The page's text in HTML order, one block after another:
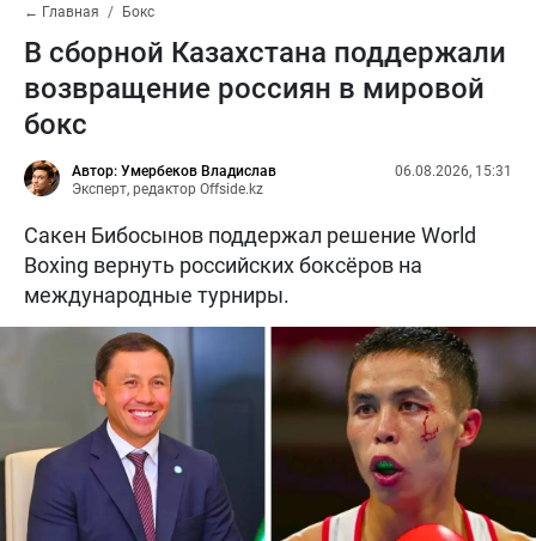
← Главная Бокс
В сборной Казахстана поддержали
возвращение россиян в мировой
бокс
Автор: Умербеков Владислав
Эксперт, редактор Offside.kz
06.08.2026, 15:31
Сакен Бибосынов поддержал решение World
Boxing вернуть российских боксёров на
международные турниры.